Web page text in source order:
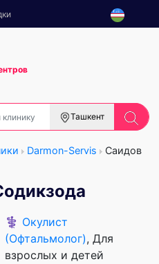
Ташкент
Darmon-Servis
Саидов
⚕️ Окулист
(Офтальмолог), Для
взрослых и детей